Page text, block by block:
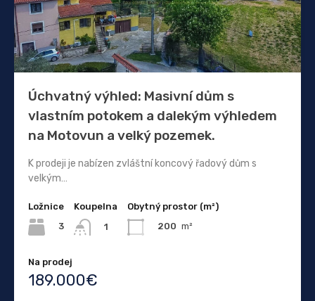
Úchvatný výhled: Masivní dům s
vlastním potokem a dalekým výhledem
na Motovun a velký pozemek.
K prodeji je nabízen zvláštní koncový řadový dům s
velkým…
Ložnice
3
Koupelna
1
Obytný prostor (m²)
200 m²
Na prodej
189.000€